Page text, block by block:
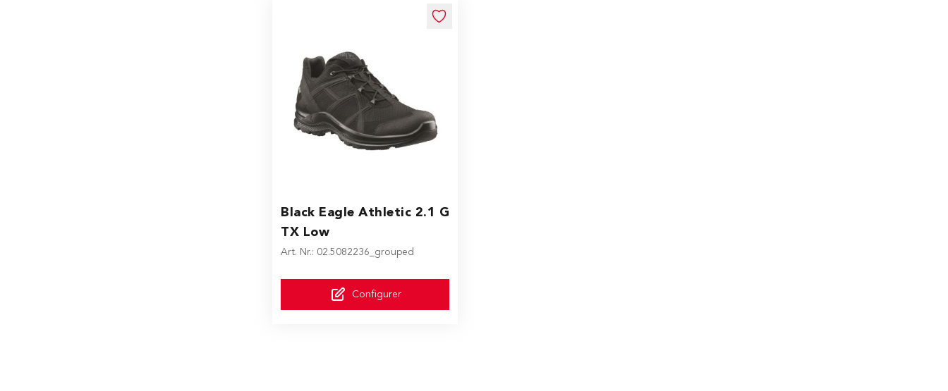
Black Eagle Athletic 2.1 G
TX Low
Art. Nr.: 02.5082236_grouped
The price depends on the options chosen on the product page
Configurer